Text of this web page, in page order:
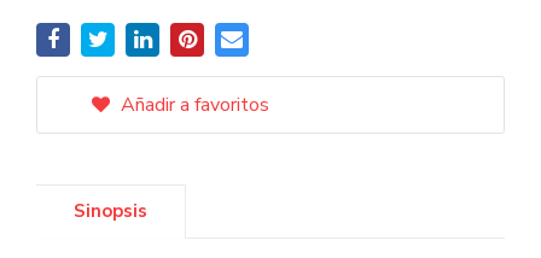
Añadir a favoritos
Sinopsis